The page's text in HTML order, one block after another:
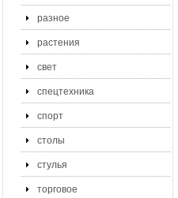
разное
растения
свет
спецтехника
спорт
столы
стулья
торговое